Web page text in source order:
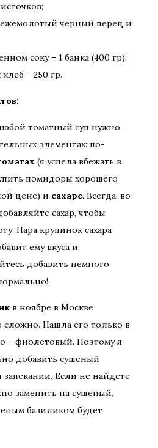
черный перец и
соку – 1 банка (400 гр);
– 250 гр.
томатный суп нужно
элементах: по-
(я успела вбежать в
помидоры хорошего
цене) и сахаре. Всегда, во
сахар, чтобы
Пара крупинок сахара
ему вкуса и
добавить немного
в ноябре в Москве
сложно. Нашла его только в
– фиолетовый. Поэтому я
добавить сушеный
Если не найдете
заменить на сушеный.
базиликом будет